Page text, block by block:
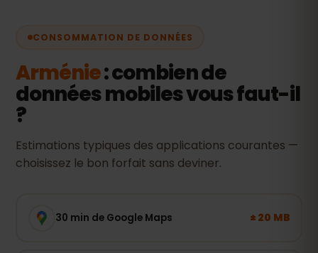
CONSOMMATION DE DONNÉES
Arménie: combien de
données mobiles vous faut-il
?
Estimations typiques des applications courantes —
choisissez le bon forfait sans deviner.
30 min de Google Maps ± 20 MB